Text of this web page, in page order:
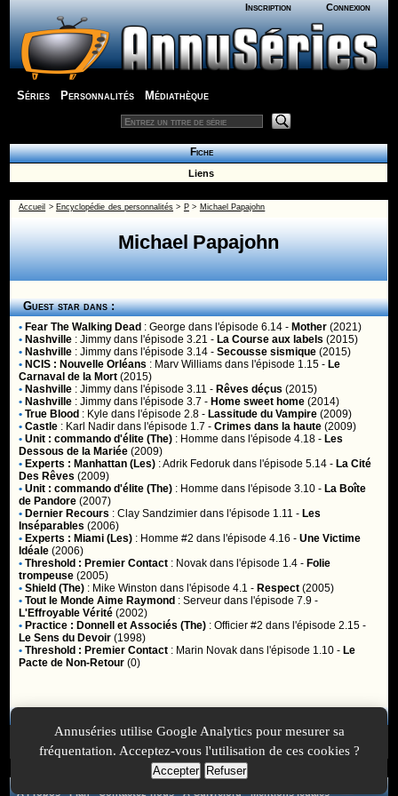
Inscription Connexion
Séries Personnalités Médiathèque
Fiche
Liens
Accueil > Encyclopédie des personnalités > P> Michael Papajohn
Michael Papajohn
Guest star dans :
• Fear The Walking Dead :George dans l'épisode 6.14 - Mother (2021)
• Nashville :Jimmy dans l'épisode 3.21 - La Course aux labels (2015)
• Nashville :Jimmy dans l'épisode 3.14 -Secousse sismique (2015)
• NCIS : Nouvelle Orléans : Marv Williams dans l'épisode 1.15 - Le
Carnaval de la Mort (2015)
• Nashville :Jimmy dans l'épisode 3.11 - Rêves déçus (2015)
• Nashville :Jimmy dans l'épisode 3.7 - Home sweet home (2014)
• True Blood : Kyle dans l'épisode 2.8 - Lassitude du Vampire (2009)
• Castle : Karl Nadir dans l'épisode 1.7 -Crimes dans la haute (2009)
• Unit : commando d'élite (The) : Homme dans l'épisode 4.18 - Les
Dessous de la Mariée (2009)
• Experts : Manhattan (Les) :Adrik Fedoruk dans l'épisode 5.14 - La Cité
Des Rêves (2009)
• Unit : commando d'élite (The) : Homme dans l'épisode 3.10 - La Boîte
de Pandore (2007)
• Dernier Recours :Clay Sandzimier dans l'épisode 1.11 - Les
Inséparables (2006)
• Experts : Miami (Les) : Homme #2 dans l'épisode 4.16 -Une Victime
Idéale (2006)
• Threshold : Premier Contact : Novak dans l'épisode 1.4 - Folie
trompeuse (2005)
• Shield (The) : Mike Winston dans l'épisode 4.1 - Respect (2005)
• Tout le Monde Aime Raymond :Serveur dans l'épisode 7.9 -
L'Effroyable Vérité (2002)
• Practice : Donnell et Associés (The) :Officier #2 dans l'épisode 2.15 -
Le Sens du Devoir (1998)
• Threshold : Premier Contact : Marin Novak dans l'épisode 1.10 - Le
Pacte de Non-Retour (0)
Vous ne pouvez pas accéder aux fonctionnalités réservées aux
membres car vous n'êtes pasinscritouidentifié.
A Propos-Plan-Contactez-nous-A-Suivre.org-Mentions légales-
Annuséries utilise Google Analytics pour mesurer sa
fréquentation. Acceptez-vous l'utilisation de ces cookies ?
Accepter Refuser